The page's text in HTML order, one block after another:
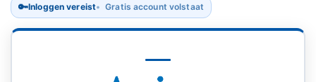
🔑Inloggen vereist Gratis account volstaat